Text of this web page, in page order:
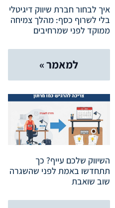
איך לבחור חברת שיווק דיגיטלי
בלי לשרוף כסף: מהלך צמיחה
ממוקד לפני שמרחיבים
למאמר »
השיווק שלכם עייף? כך
תתחדשו באמת לפני שהשגרה
שוב שואבת